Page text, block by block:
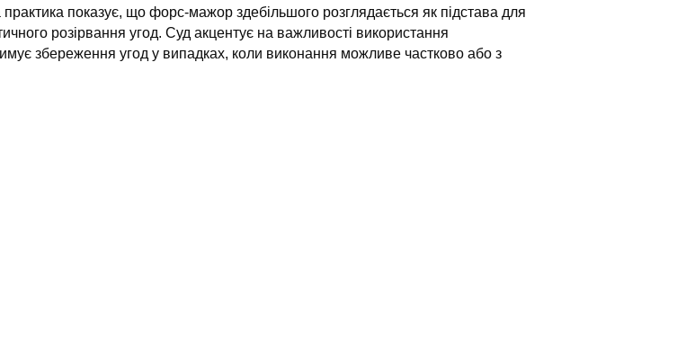
показує, що форс-мажор здебільшого розглядається як підстава для
розірвання угод. Суд акцентує на важливості використання
збереження угод у випадках, коли виконання можливе частково або з